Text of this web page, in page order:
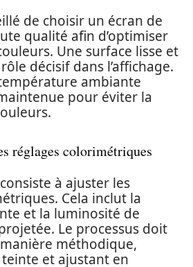
de choisir un écran de
qualité afin d’optimiser
Une surface lisse et
décisif dans l’affichage.
ambiante
pour éviter la
réglages colorimétriques
à ajuster les
Cela inclut la
et la luminosité de
Le processus doit
méthodique,
et ajustant en